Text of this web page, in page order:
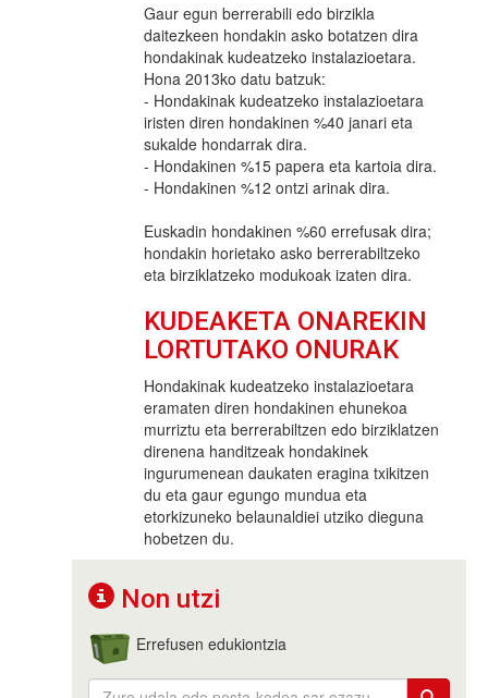
Gaur egun berrerabili edo birzikla
daitezkeen hondakin asko botatzen dira
hondakinak kudeatzeko instalazioetara.
Hona 2013ko datu batzuk:
- Hondakinak kudeatzeko instalazioetara
iristen diren hondakinen %40 janari eta
sukalde hondarrak dira.
- Hondakinen %15 papera eta kartoia dira.
- Hondakinen %12 ontzi arinak dira.
Euskadin hondakinen %60 errefusak dira;
hondakin horietako asko berrerabiltzeko
eta birziklatzeko modukoak izaten dira.
KUDEAKETA ONAREKIN
LORTUTAKO ONURAK
Hondakinak kudeatzeko instalazioetara
eramaten diren hondakinen ehunekoa
murriztu eta berrerabiltzen edo birziklatzen
direnena handitzeak hondakinek
ingurumenean daukaten eragina txikitzen
du eta gaur egungo mundua eta
etorkizuneko belaunaldiei utziko dieguna
hobetzen du.
Non utzi
Errefusen edukiontzia